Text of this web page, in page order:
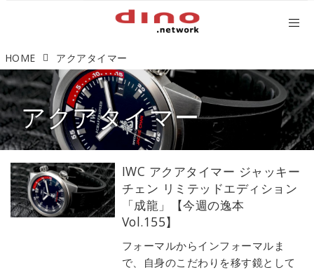
HOME アクアタイマー
アクアタイマー
IWC アクアタイマー ジャッキー
チェン リミテッドエディション
「成龍」【今週の逸本
Vol.155】
フォーマルからインフォーマルま
で、自身のこだわりを移す鏡として